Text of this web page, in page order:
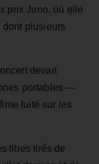
prix Juno, où elle
dont plusieurs
devait
portables —
fuité sur les
titres tirés de